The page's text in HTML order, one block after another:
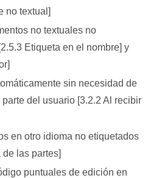
no textual]
no textuales no
Etiqueta en el nombre] y
sin necesidad de
del usuario [3.2.2 Al recibir
en otro idioma no etiquetados
las partes]
puntuales de edición en